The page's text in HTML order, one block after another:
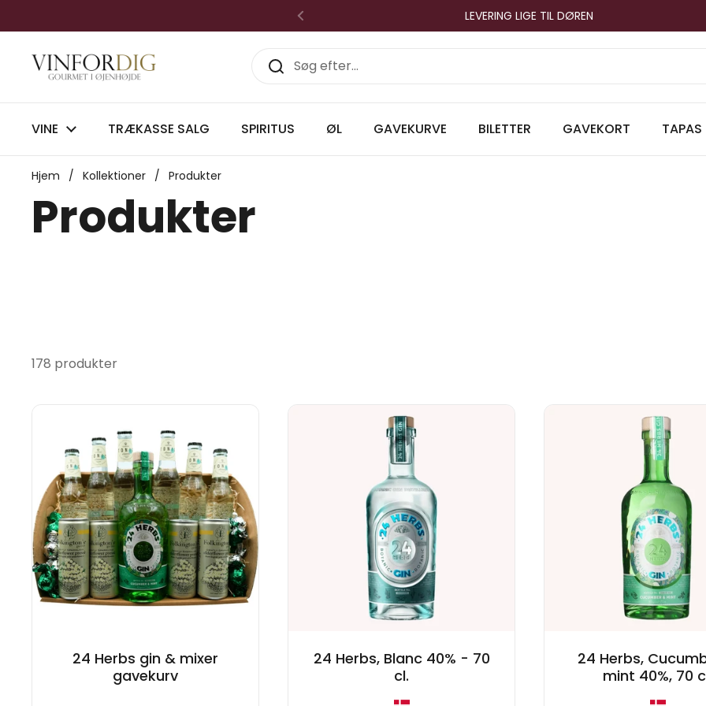
Forrige
LEVERING LIGE TIL DØREN
VINE TRÆKASSE SALG SPIRITUS ØL GAVEKURVE BILETTER GAVEKORT TAPAS
Hjem / Kollektioner / Produkter
Produkter
178 produkter
24 Herbs gin & mixer
gavekurv
24 Herbs, Blanc 40% - 70
cl.
24 Herbs,
mint 40%, 70